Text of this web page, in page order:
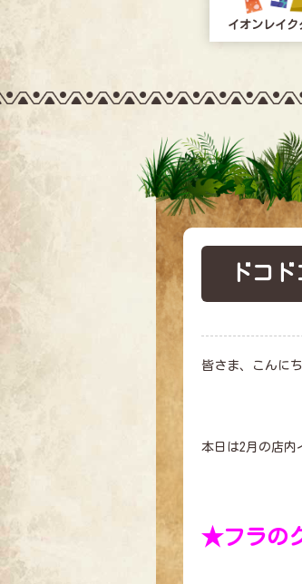
イオンレイク
ドコ
皆さま、こんにち
本日は2月の店内
★フラの